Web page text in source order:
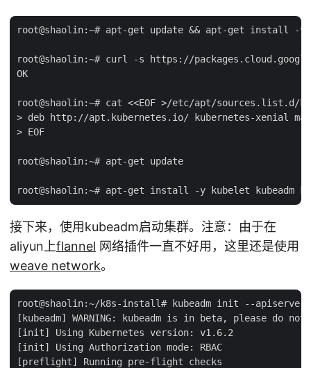
root@shaolin:~# apt-get update && apt-get install -
root@shaolin:~# curl -s https://
OK
root@shaolin:~# cat <<EOF >/etc/apt/sources.list.d/
> deb http://apt.kubernetes.io/ kubernetes-xenial
> EOF
root@shaolin:~# apt-get update
接下来，使用kubeadm启动集群。注意：由于在
aliyun上flannel 网络插件一直不好用，这里还是使用
weave network。
root@shaolin:~/k8s-install# kubeadm init --
[kubeadm] WARNING: kubeadm is in beta, please
[init] Using Kubernetes version: v1.6.2
[init] Using Authorization mode: RBAC
[preflight] Running pre-flight checks